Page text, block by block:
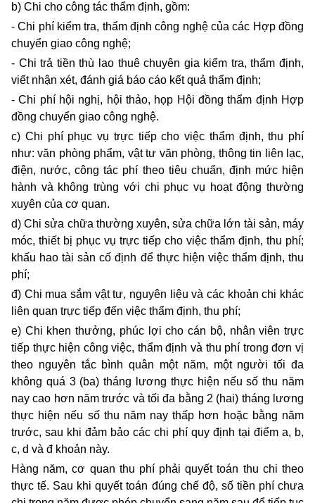
b) Chi cho công tác thẩm định, gồm:
- Chi phí kiểm tra, thẩm định công nghệ của các Hợp đồng
chuyển giao công nghệ;
- Chi trả tiền thù
laothuê chuyên gia kiểm tra, thẩm định,
viết nhận xét, đánh giá báo cáo kết quả thẩm định;
- Chi phí hội nghị, hội thảo, họp Hội đồng thẩm định Hợp
đồng chuyển giao công nghệ.
c) Chi phí phục vụ trực tiếp cho việc thẩm định,thu phí
như: văn phòng phẩm, vật tư văn phòng, thông tin liên lạc,
điện, nước, công tác phí theo tiêu chuẩn, định mức hiện
hành và không trùng với chi phục vụ hoạt động thường
xuyên của cơ quan.
d) Chi sửa chữa thường xuyên, sửa chữa lớn tài sản, máy
móc, thiết bị phục vụ trực tiếp cho việc thẩm định, thu phí;
khấu hao tài sản cố định để thực hiện việc thẩm định, thu
phí;
đ) Chi mua sắm vật tư, nguyên liệu và các khoản chi khác
liên quan trực tiếp đến việc thẩm định, thu phí;
e) Chi khen thưởng, phúc lợi cho cán bộ, nhân viên trực
tiếp thực hiện công việc, thẩm định và thu phí trong đơn vị
theo nguyên tắc bình quân một năm, một người tối đa
không quá 3 (ba) tháng lương thực hiện nếu số thu năm
nay cao hơn năm trước và tối đa bằng 2 (hai) tháng lương
thực hiện nếu số thu năm nay thấp hơn hoặc bằng năm
trước, sau khi đảm bảo các chi phí quy định tại điểm a, b,
c, d và đ khoản này.
Hàng năm, cơ quan thu phí phải quyết toán thu chi theo
thực tế. Sau khi quyết toán đúng chế độ, số tiền phí chưa